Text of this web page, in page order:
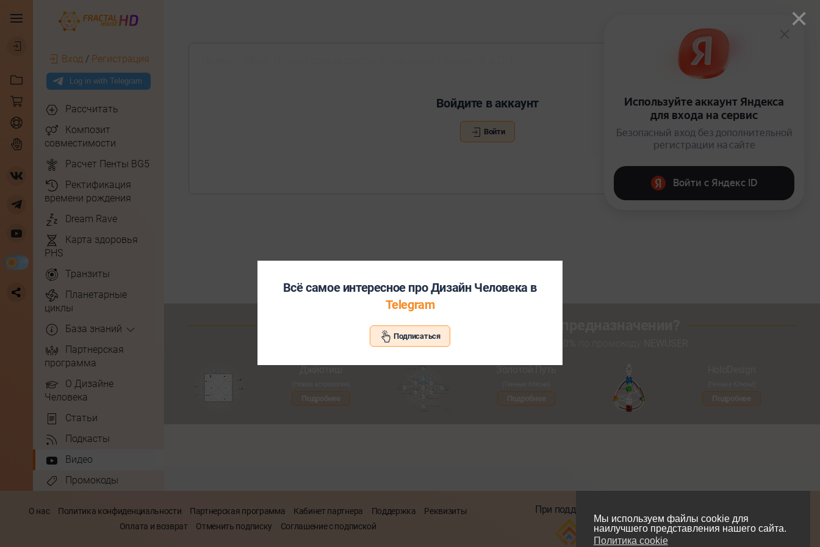
Мы используем файлы cookie для
наилучшего представления нашего сайта.
Политика cookie
Вход / Регистрация
Рассчитать
Композит
совместимости
Расчет Пенты BG5
Ректификация
времени рождения
Dream Rave
Карта здоровья
PHS
Транзиты
Планетарные
циклы
База знаний
Партнерская
программа
О Дизайне
Человека
Статьи
Подкасты
Видео
Промокоды
Войдите в аккаунт
Войти
Хотите узнать больше о себе и своем предназначении?
Познакомьтесь с другими нашими сервисами со скидкой
О нас Политика конфиденциальности Партнерская программа Кабинет партнера Поддержка
Реквизиты
Оплата и возврат
Отменить подписку Соглашение с подпиской
При поддержке
×
Всё самое интересное про Дизайн Человека в
Telegram
Подписаться